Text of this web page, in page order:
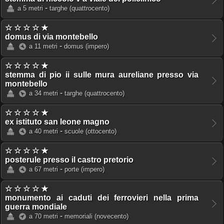
a 5 metri - targhe (quattrocento)
☆ ☆ ☆ ☆ ★
domus di via montebello
a 11 metri - domus (impero)
☆ ☆ ☆ ☆ ★
stemma di pio ii sulle mura aureliane presso via
montebello
a 34 metri - targhe (quattrocento)
☆ ☆ ☆ ☆ ★
ex istituto san leone magno
a 40 metri - scuole (ottocento)
☆ ☆ ☆ ☆ ★
posterule presso il castro pretorio
a 67 metri - porte (impero)
☆ ☆ ☆ ☆ ★
monumento ai caduti dei ferrovieri nella prima
guerra mondiale
a 70 metri - memoriali (novecento)